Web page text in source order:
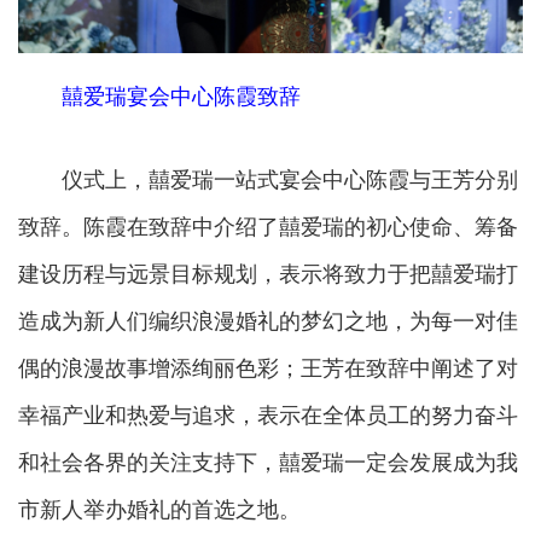
囍爱瑞宴会中心陈霞致辞
仪式上，囍爱瑞一站式宴会中心陈霞与王芳分别
致辞。陈霞在致辞中介绍了囍爱瑞的初心使命、筹备
建设历程与远景目标规划，表示将致力于把囍爱瑞打
造成为新人们编织浪漫婚礼的梦幻之地，为每一对佳
偶的浪漫故事增添绚丽色彩；王芳在致辞中阐述了对
幸福产业和热爱与追求，表示在全体员工的努力奋斗
和社会各界的关注支持下，囍爱瑞一定会发展成为我
市新人举办婚礼的首选之地。